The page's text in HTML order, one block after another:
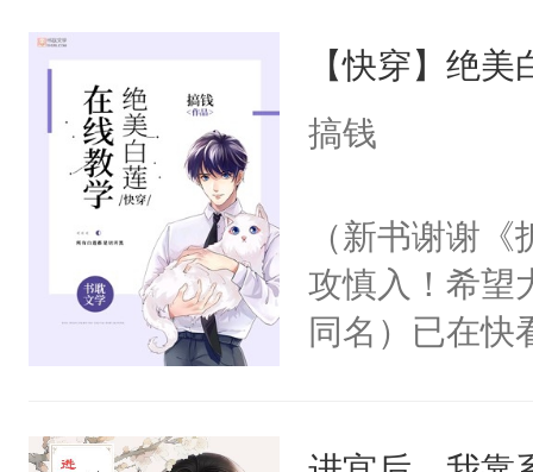
来，给老公
用力——为你
【快穿】绝
搞钱
（新书谢谢
攻慎入！希望
同名）已在快